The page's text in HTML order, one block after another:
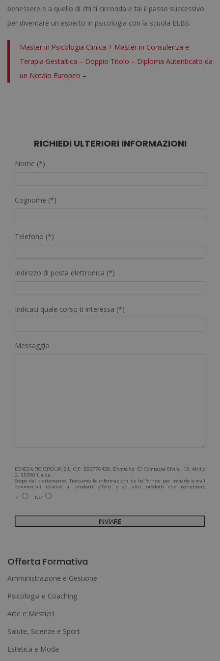
benessere e a quello di chi ti circonda e fai il passo successivo
per diventare un esperto in psicologia con la scuola ELBS.
Master in Psicologia Clinica + Master in Consulenza e
Terapia Gestaltica – Doppio Titolo – Diploma Autenticato da
un Notaio Europeo –
RICHIEDI ULTERIORI INFORMAZIONI
Nome (*)
Cognome (*)
Telefono (*)
Indirizzo di posta elettronica (*)
Indicaci quale corso ti interessa (*)
Messaggio
ESNECA FIC GROUP, S.L, CIF: B25776428, Domicilio: C/ Comtessa Elvira, 13, Altillo
2, 25008 Lleida.
Scopo del trattamento: Trattiamo le informazioni da lei fornite per inviarle e-mail
commerciali relative ai prodotti offerti e ad altri prodotti che potrebbero
interessarla. Legittimazione del trattamento: Consenso dell'interessato. Diritti:
Può esercitare i suoi diritti identificandosi sufficientemente e contattandoci
ricevere informazioni commerciali (per telefono e/o via e-mail):
SI NO
l
r
n
a
Offerta Formativa
Amministrazione e Gestione
Psicologia e Coaching
Arte e Mestieri
Salute, Scienze e Sport
Estetica e Moda